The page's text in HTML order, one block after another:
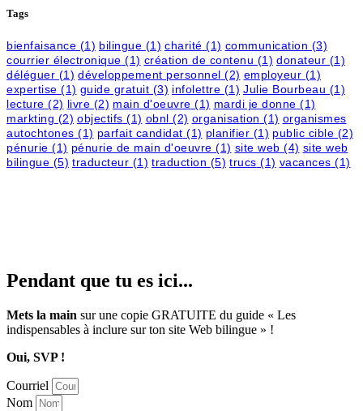
Tags
bienfaisance (1) bilingue (1) charité (1) communication (3)
courrier électronique (1) création de contenu (1) donateur (1)
déléguer (1) développement personnel (2) employeur (1)
expertise (1) guide gratuit (3) infolettre (1) Julie Bourbeau (1)
lecture (2) livre (2) main d'oeuvre (1) mardi je donne (1)
markting (2) objectifs (1) obnl (2) organisation (1) organismes
autochtones (1) parfait candidat (1) planifier (1) public cible (2)
pénurie (1) pénurie de main d'oeuvre (1) site web (4) site web
bilingue (5) traducteur (1) traduction (5) trucs (1) vacances (1)
Pendant que tu es ici...
Mets la main sur une copie GRATUITE du guide « Les
indispensables à inclure sur ton site Web bilingue » !
Oui, SVP !
Courriel
Nom